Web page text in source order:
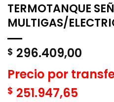
TERMOTANQUE
MULTIGAS/
$ 296.409,00
Precio por
$ 251.947,65